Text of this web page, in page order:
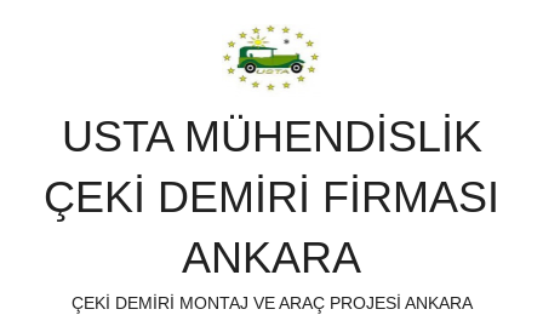
USTA MÜHENDİSLİK
ÇEKİ DEMİRİ FİRMASI
ANKARA
ÇEKİ DEMİRİ MONTAJ VE ARAÇ PROJESİ ANKARA